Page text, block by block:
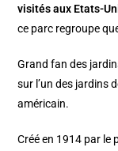
visités aux Etats-
ce parc regroupe
Grand fan des
sur l’un des jardins
américain.
Créé en 1914 par le